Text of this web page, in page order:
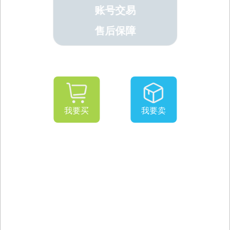
账号交易
售后保障
我要买 我要卖